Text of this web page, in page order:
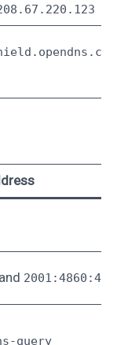
and
query